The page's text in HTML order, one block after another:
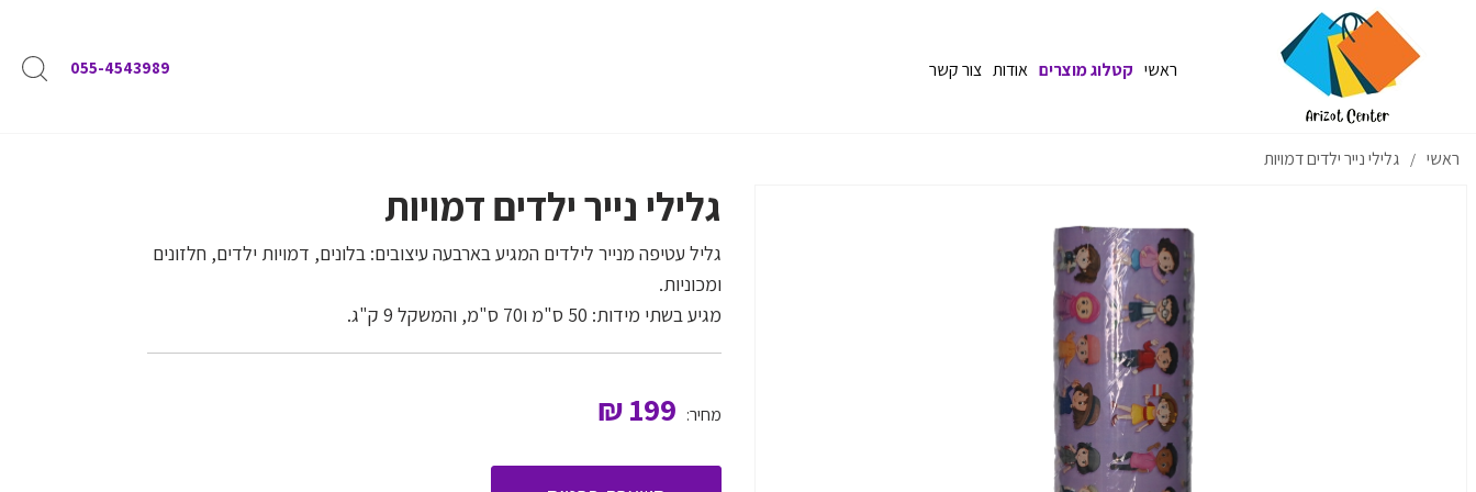
ראשי קטלוג מוצרים אודות צור קשר 055-4543989
ראשי / גלילי נייר ילדים דמויות
גלילי נייר ילדים דמויות
גליל עטיפה מנייר לילדים המגיע בארבעה עיצובים: בלונים, דמויות ילדים, חלזונים
ומכוניות.
מגיע בשתי מידות: 50 ס"מ ו70 ס"מ, והמשקל 9 ק"ג.
מחיר: 199
₪